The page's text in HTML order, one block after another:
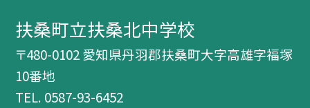
扶桑町立扶桑北中学校
〒480-0102 愛知県丹羽郡扶桑町大字高雄字福塚
10番地
TEL. 0587-93-6452